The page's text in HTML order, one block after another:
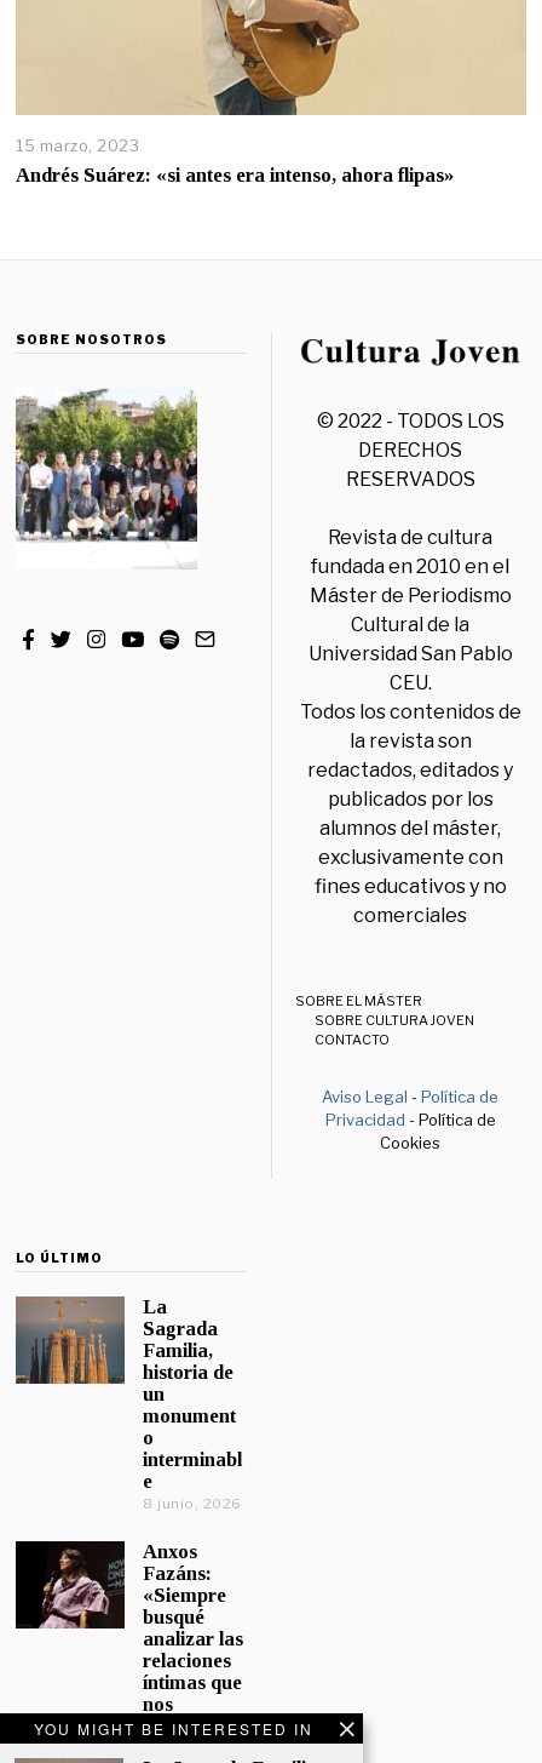
YOU MIGHT BE INTERESTED IN
15 marzo, 2023
Andrés Suárez: «si antes era intenso, ahora flipas»
SOBRE NOSOTROS
© 2022 - TODOS LOS
DERECHOS
RESERVADOS
Revista de cultura
fundada en 2010 en el
Máster de Periodismo
Cultural de la
Universidad San Pablo
CEU.
Todos los contenidos de
la revista son
redactados, editados y
publicados por los
alumnos del máster,
exclusivamente con
fines educativos y no
comerciales
SOBRE EL MÁSTER
SOBRE CULTURA JOVEN
CONTACTO
Aviso Legal -Política de
Privacidad - Política de
Cookies
LO ÚLTIMO
La
Sagrada
Familia,
historia de
un
monument
o
interminabl
e
8 junio, 2026
Anxos
Fazáns:
«Siempre
busqué
analizar las
relaciones
íntimas que
nos
afectan»
5 junio, 2026